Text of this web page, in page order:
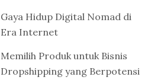
Gaya Hidup Digital Nomad di
Era Internet
Memilih Produk untuk Bisnis
Dropshipping yang Berpotensi